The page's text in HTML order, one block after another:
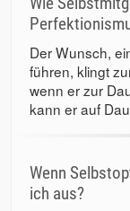
Der Wunsch,
führen, klingt
wenn er zur
kann er auf
Wenn
ich aus?